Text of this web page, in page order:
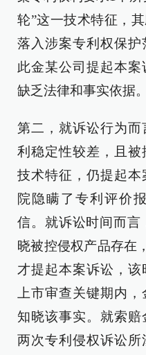
轮”这一技术特征，
落入涉案专利权保护
此金某公司提起本
缺乏法律和事实依据。
第二，就诉讼行为
利稳定性较差，且被
技术特征，仍提起
院隐瞒了专利评价
信。就诉讼时间而言
晓被控侵权产品存在
才提起本案诉讼，该
上市审查关键期内
知晓该事实。就索
两次专利侵权诉讼